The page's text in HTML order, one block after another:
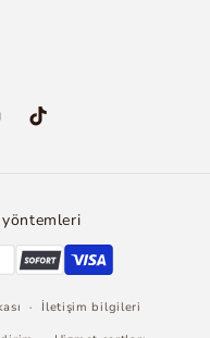
TikTok
İletişim bilgileri